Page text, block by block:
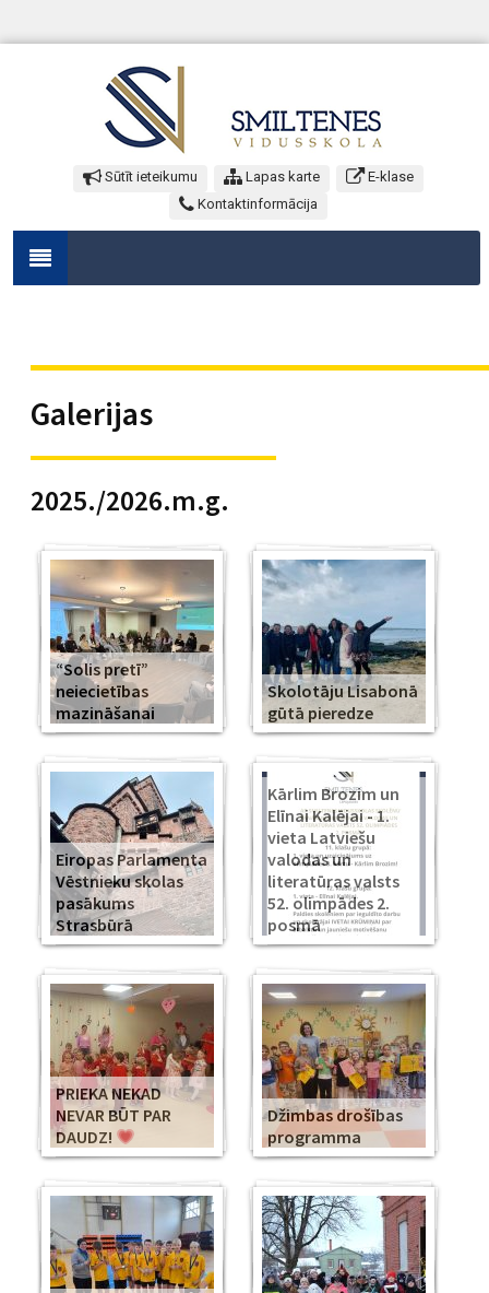
Sūtīt ieteikumu Lapas karte
E-klase
Kontaktinformācija
Galerijas
2025./2026.m.g.
“Solis pretī”
neiecietības
mazināšanai
Skolotāju Lisabonā
gūtā pieredze
Eiropas Parlamenta
Vēstnieku skolas
pasākums
Strasbūrā
Kārlim Brozim un
Elīnai Kalējai - 1.
vieta Latviešu
valodas un
literatūras valsts
52. olimpādes 2.
posmā
PRIEKA NEKAD
NEVAR BŪT PAR
DAUDZ!
Džimbas drošības
programma